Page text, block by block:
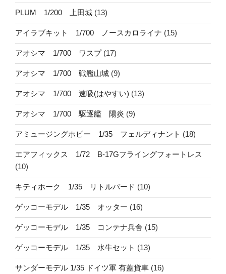
PLUM 1/200 上田城 (13)
アイラブキット 1/700 ノースカロライナ (15)
アオシマ 1/700 ワスプ(17)
アオシマ 1/700 戦艦山城 (9)
アオシマ 1/700 速吸(はやすい) (13)
アオシマ 1/700 駆逐艦 陽炎 (9)
アミュージングホビー 1/35 フェルディナント (18)
エアフィックス 1/72 B-17Gフライングフォートレス
(10)
キティホーク 1/35 リトルバード (10)
ゲッコーモデル 1/35 オッター (16)
ゲッコーモデル 1/35 コンテナ兵舎 (15)
ゲッコーモデル 1/35 水牛セット (13)
サンダーモデル 1/35 ドイツ軍 有蓋貨車 (16)